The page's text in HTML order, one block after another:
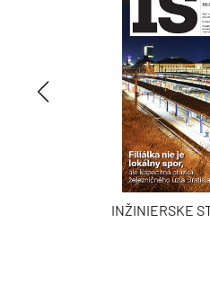
INŽINIERSKE